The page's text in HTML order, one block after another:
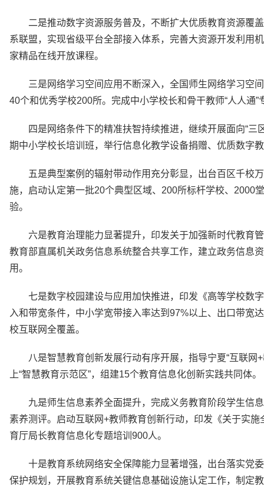
二是推动数字资源服务普及，不断扩大优质教育资源覆
系联盟，实现省级平台全部接入体系，完善大资源开发利用
家精品在线开放课程。
三是网络学习空间应用不断深入，全国师生网络学习空
40个和优秀学校200所。完成中小学校长和骨干教师“人人通
四是网络条件下的精准扶智持续推进，继续开展面向“三
期中小学校长培训班，举行信息化教学设备捐赠、优质数字
五是典型案例的辐射带动作用充分彰显，出台百区千校
施，启动认定第一批20个典型区域、200所标杆学校、2000
验。
六是教育治理能力显著提升，印发关于加强新时代教育
教育部直属机关政务信息系统整合共享工作，建立政务信息
用。
七是数字校园建设与应用加快推进，印发《高等学校数
入和带宽条件，中小学宽带接入率达到97%以上、出口带宽
校互联网全覆盖。
八是智慧教育创新发展行动有序开展，指导宁夏“互联
上“智慧教育示范区”，组建15个教育信息化创新实践共同体。
九是师生信息素养全面提升，完成义务教育阶段学生信
素养测评。启动互联网+教师教育创新行动，印发《关于实
育厅局长教育信息化专题培训900人。
十是教育系统网络安全保障能力显著增强，出台落实党
保护规划，开展教育系统关键信息基础设施认定工作，制定